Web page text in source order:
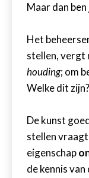
Maar dan
Het
stellen, vergt
houding; om
Welke dit zijn?
De kunst
stellen
eigenschap
de kennis